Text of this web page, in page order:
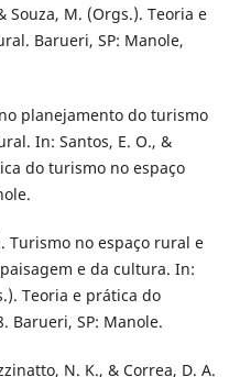
Souza, M. (Orgs.). Teoria e
Barueri, SP: Manole,
planejamento do turismo
In: Santos, E. O., &
do turismo no espaço
Turismo no espaço rural e
e da cultura. In:
Teoria e prática do
Barueri, SP: Manole.
N. K., & Correa, D. A.